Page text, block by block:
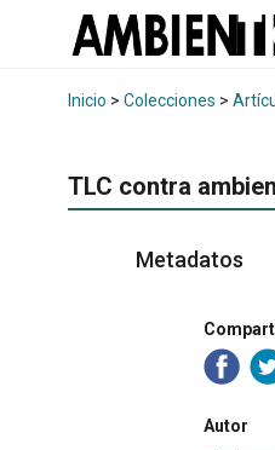
Inicio > Colecciones >
TLC contra
Metadatos
Autor